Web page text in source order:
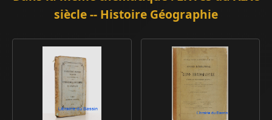
siècle -- Histoire Géographie